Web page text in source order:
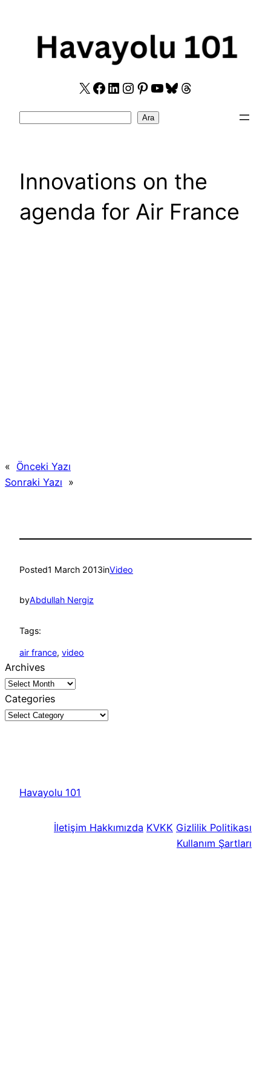
X Facebook
LinkedIn
Instagram
Pinterest
YouTube
Bluesky
Threads
Ara
Innovations on the
agenda for Air France
« Önceki Yazı
Sonraki Yazı »
Posted1 March 2013inVideo
byAbdullah Nergiz
Tags:
air france, video
Archives
Categories
Havayolu 101
İletişim Hakkımızda KVKK Gizlilik Politikası
Kullanım Şartları